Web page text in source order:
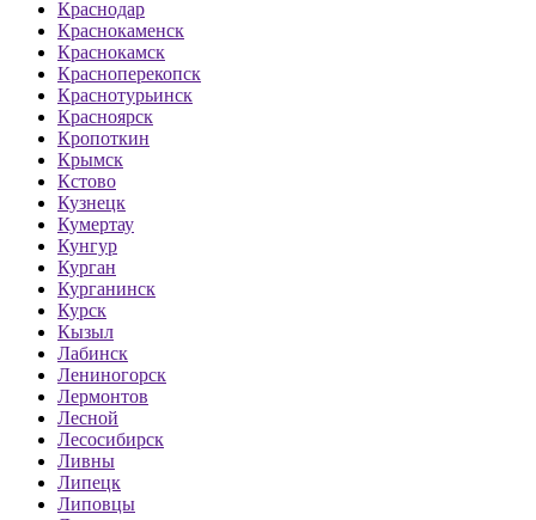
Краснодар
Краснокаменск
Краснокамск
Красноперекопск
Краснотурьинск
Красноярск
Кропоткин
Крымск
Кстово
Кузнецк
Кумертау
Кунгур
Курган
Курганинск
Курск
Кызыл
Лабинск
Лениногорск
Лермонтов
Лесной
Лесосибирск
Ливны
Липецк
Липовцы